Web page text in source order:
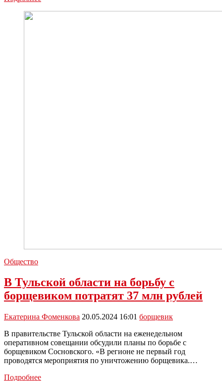
Общество
В Тульской области на борьбу с
борщевиком потратят 37 млн рублей
Екатерина Фоменкова 20.05.2024 16:01 борщевик
В правительстве Тульской области на еженедельном
оперативном совещании обсудили планы по борьбе с
борщевиком Сосновского. «В регионе не первый год
проводятся мероприятия по уничтожению борщевика.…
ПодробнееВ